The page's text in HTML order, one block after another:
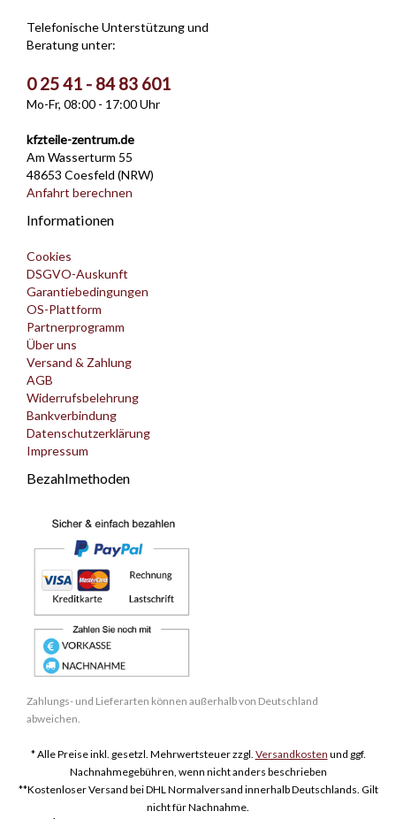
Telefonische Unterstützung und
Beratung unter:
0 25 41 - 84 83 601
Mo-Fr, 08:00 - 17:00 Uhr
kfzteile-zentrum.de
Am Wasserturm 55
48653 Coesfeld (NRW)
Anfahrt berechnen
Informationen
Cookies
DSGVO-Auskunft
Garantiebedingungen
OS-Plattform
Partnerprogramm
Über uns
Versand & Zahlung
AGB
Widerrufsbelehrung
Bankverbindung
Datenschutzerklärung
Impressum
Bezahlmethoden
Zahlungs- und Lieferarten können außerhalb von Deutschland
abweichen.
* Alle Preise inkl. gesetzl. Mehrwertsteuer zzgl. Versandkosten und ggf.
Nachnahmegebühren, wenn nicht anders beschrieben
**Kostenloser Versand bei DHL Normalversand innerhalb Deutschlands. Gilt
nicht für Nachnahme.